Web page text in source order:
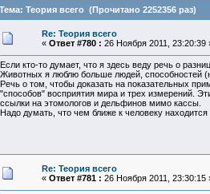
Тема: Теория всего (Прочитано 2252356 раз)
Re: Теория всего
« Ответ #780 : 26 Ноября 2011, 23:20:39
Если кто-то думает, что я здесь веду речь о
Животных я люблю больше людей, способностей
Речь о том, чтобы доказать на показательных
"способов" восприятия мира и трех измерений.
ссылки на этомологов и дельфинов мимо кассы.
Надо думать, что чем ближе к человеку
Re: Теория всего
« Ответ #781 : 26 Ноября 2011, 23:30:15